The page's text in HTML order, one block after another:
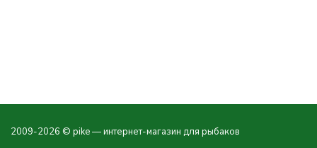
2009-2026 © pike — интернет-магазин для рыбаков